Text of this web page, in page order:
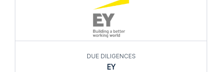
DUE DILIGENCES
EY